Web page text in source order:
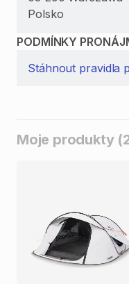
Polsko
PODMÍNKY
Stáhnout pravidla
Moje produkty